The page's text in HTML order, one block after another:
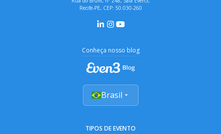
Recife-PE, CEP: 50.030-260
Conheça nosso blog
Brasil
TIPOS DE EVENTO